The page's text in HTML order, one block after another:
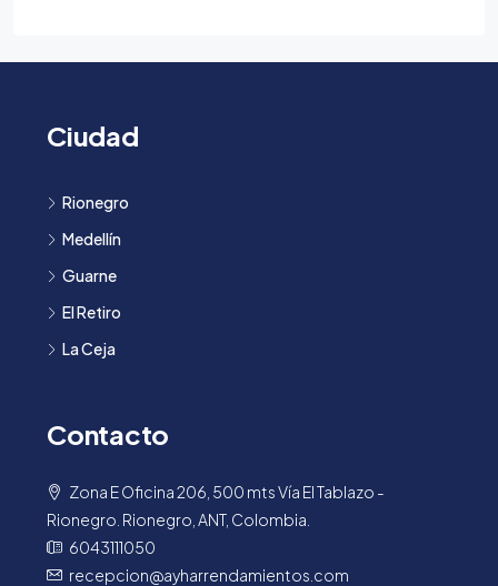
Ciudad
Rionegro
Medellín
Guarne
El Retiro
La Ceja
Contacto
Zona E Oficina 206, 500 mts Vía El Tablazo -
Rionegro. Rionegro, ANT, Colombia.
6043111050
recepcion@ayharrendamientos.com